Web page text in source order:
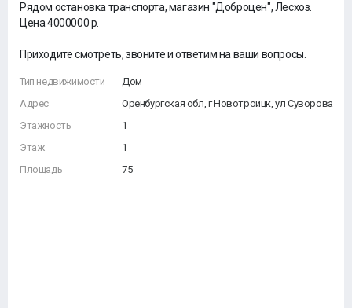
Рядом остановка транспорта, магазин "Доброцен", Лесхоз.
Цена 4000000 р.
Приходите смотреть, звоните и ответим на ваши вопросы.
Тип недвижимости
Адрес
Этажность
Этаж
Площадь
Дом
Оренбургская обл, г Новотроицк, ул Суворова
1
1
75